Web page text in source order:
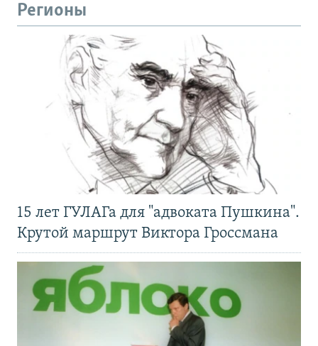
Регионы
15 лет ГУЛАГа для "адвоката Пушкина".
Крутой маршрут Виктора Гроссмана